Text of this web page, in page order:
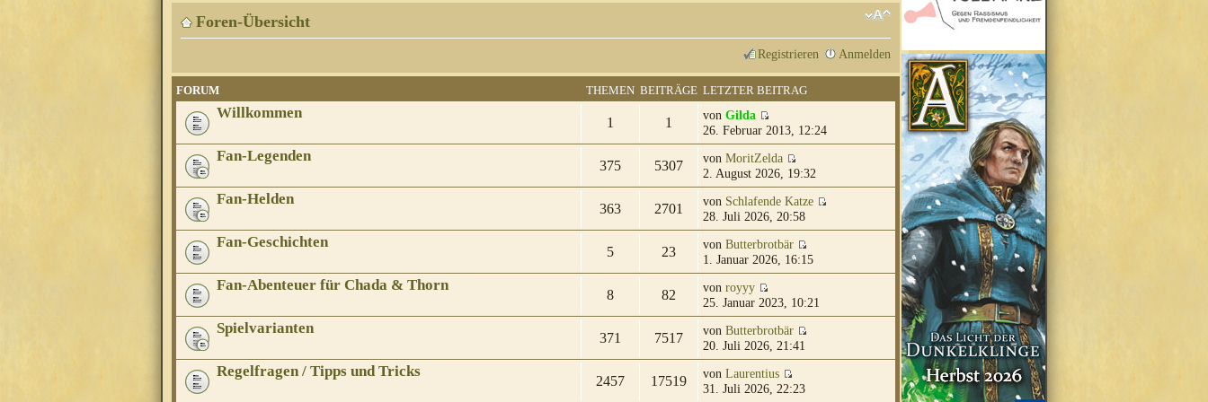
Foren-Übersicht
Registrieren Anmelden
FORUM THEMEN BEITRÄGE LETZTER BEITRAG
Willkommen
1 1 von Gilda
26. Februar 2013, 12:24
Fan-Legenden
375 5307 von MoritZelda
2. August 2026, 19:32
Fan-Helden
363 2701 von Schlafende Katze
28. Juli 2026, 20:58
Fan-Geschichten
5 23 von Butterbrotbär
1. Januar 2026, 16:15
Fan-Abenteuer für Chada & Thorn
8 82 von royyy
25. Januar 2023, 10:21
Spielvarianten
371 7517 von Butterbrotbär
20. Juli 2026, 21:41
Regelfragen / Tipps und Tricks
2457 17519 von Laurentius
31. Juli 2026, 22:23